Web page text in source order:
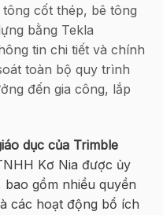
cốt thép, bê tông
bằng Tekla
tin chi tiết và chính
toàn bộ quy trình
đến gia công, lắp
dục của Trimble
Kơ Nia được ủy
gồm nhiều quyền
các hoạt động bổ ích